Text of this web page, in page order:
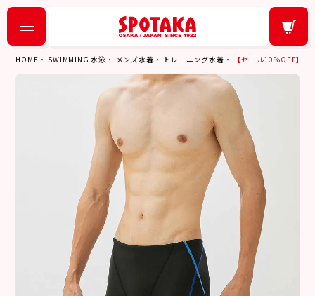
HOME SWIMMING 水泳 メンズ水着 トレーニング水着 【セール10%OFF】